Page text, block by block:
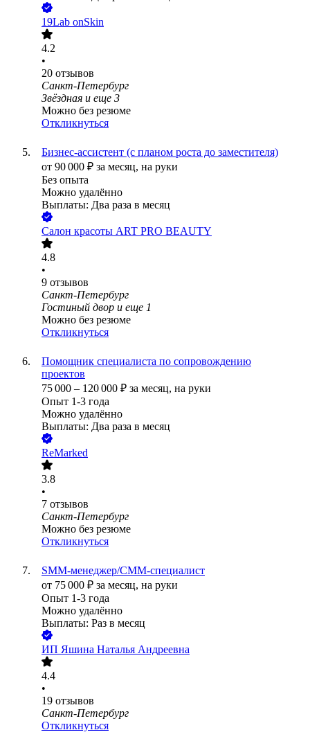
19Lab onSkin
4.2
•
20 отзывов
Санкт-Петербург
Звёздная и еще 3
Можно без резюме
Откликнуться
Бизнес-ассистент (с планом роста до заместителя)
от 90 000 ₽ за месяц, на руки
Без опыта
Можно удалённо
Выплаты: Два раза в месяц
Салон красоты ART PRO BEAUTY
4.8
•
9 отзывов
Санкт-Петербург
Гостиный двор и еще 1
Можно без резюме
Откликнуться
Помощник специалиста по сопровождению
проектов
75 000 – 120 000 ₽ за месяц, на руки
Опыт 1-3 года
Можно удалённо
Выплаты: Два раза в месяц
ReMarked
3.8
•
7 отзывов
Санкт-Петербург
Можно без резюме
Откликнуться
SMM-менеджер/СММ-специалист
от 75 000 ₽ за месяц, на руки
Опыт 1-3 года
Можно удалённо
Выплаты: Раз в месяц
ИП Яшина Наталья Андреевна
4.4
•
19 отзывов
Санкт-Петербург
Откликнуться